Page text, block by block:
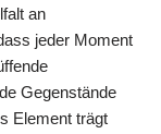
an
jeder Moment
Gegenstände
Element trägt